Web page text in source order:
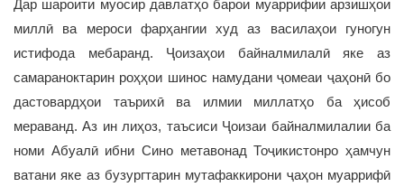
Дар шароити муосир давлатҳо барои муаррифии арзишҳои
миллӣ ва мероси фарҳангии худ аз василаҳои гуногун
истифода мебаранд. Ҷоизаҳои байналмилалӣ яке аз
самараноктарин роҳҳои шинос намудани ҷомеаи ҷаҳонӣ бо
дастовардҳои таърихӣ ва илмии миллатҳо ба ҳисоб
мераванд. Аз ин лиҳоз, таъсиси Ҷоизаи байналмилалии ба
номи Абуалӣ ибни Сино метавонад Тоҷикистонро ҳамчун
ватани яке аз бузургтарин мутафаккирони ҷаҳон муаррифӣ